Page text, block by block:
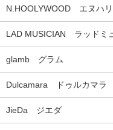
N.HOOLYWOOD エヌハ
LAD MUSICIAN ラッドミ
glamb グラム
Dulcamara ドゥルカマラ
JieDa ジエダ